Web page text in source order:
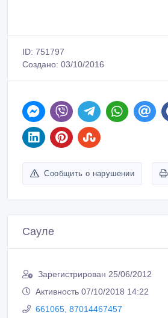
ID: 751797
Создано: 03/10/2016
Сообщить о нарушении
Сауле
Зарегистрирован 25/06/2012
Активность 07/10/2018 14:22
661065, 87014467457